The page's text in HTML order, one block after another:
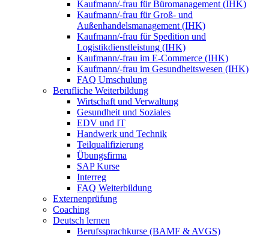
Kaufmann/-frau für Büromanagement (IHK)
Kaufmann/-frau für Groß- und
Außenhandelsmanagement (IHK)
Kaufmann/-frau für Spedition und
Logistikdienstleistung (IHK)
Kaufmann/-frau im E-Commerce (IHK)
Kaufmann/-frau im Gesundheitswesen (IHK)
FAQ Umschulung
Berufliche Weiterbildung
Wirtschaft und Verwaltung
Gesundheit und Soziales
EDV und IT
Handwerk und Technik
Teilqualifizierung
Übungsfirma
SAP Kurse
Interreg
FAQ Weiterbildung
Externenprüfung
Coaching
Deutsch lernen
Berufssprachkurse (BAMF & AVGS)